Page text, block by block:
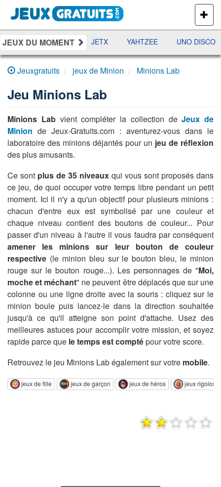
PLUS
DE
JEUX
JEUX DU MOMENT
DAMES RAMI JETX YAHTZEE UNO DISCO
Jeuxgratuits jeux de Minion Minions Lab
Jeu Minions Lab
Minions Labvient compléter la collection deJeux de
Minion de Jeux-Gratuits.com : aventurez-vous dans le
laboratoire des minions déjantés pour un jeu de réflexion
des plus amusants.
Ce sont plus de 35 niveaux qui vous sont proposés dans
ce jeu, de quoi occuper votre temps libre pendant un petit
moment. Ici il n'y a qu'un objectif pour plusieurs minions :
chacun d'entre eux est symbolisé par une couleur et
chaque niveau contient des boutons de couleur... Pour
passer d'un niveau à l'autre il vous faudra par conséquent
amener les minions sur leur bouton de couleur
respective (le minion bleu sur le bouton bleu, le minion
rouge sur le bouton rouge...). Les personnages de "Moi,
moche et méchant" ne peuvent être déplacés que sur une
colonne ou une ligne droite avec la souris : cliquez sur le
minion boule puis lancez-le dans la direction souhaitée
jusqu'à ce qu'il atteigne son point d'attache. Usez des
meilleures astuces pour accomplir votre mission, et soyez
rapide parce que le temps est comptépour votre score.
Retrouvez le jeu Minions Lab également sur votre mobile.
jeux de fille jeux de garçon jeux de héros jeux rigolos